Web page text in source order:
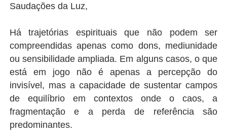
Saudações da Luz,
Há trajetórias espirituais que não podem ser
compreendidas apenas como dons, mediunidade
ou sensibilidade ampliada. Em alguns casos, o que
está em jogo não é apenas a percepção do
invisível, mas a capacidade de sustentar campos
de equilíbrio em contextos onde o caos, a
fragmentação e a perda de referência são
predominantes.